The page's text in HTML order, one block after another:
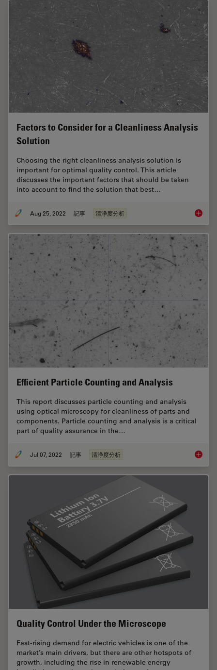
Factors to Consider for a Cleanliness Analysis
Solution
Choosing the right cleanliness analysis solution is
important for optimal quality control. This article
discusses the important factors that should be taken
into account to find the solution that best…
Aug 25, 2022 記事 清浄度分析 Factors
Efficient Particle Counting and Analysis
This report discusses particle counting and analysis
using optical microscopy for cleanliness of parts and
components. Particle counting and analysis is a critical
part of quality assurance in the…
Jul 07, 2022 記事 清浄度分析
Quality Control Under the Microscope
Fast-rising demand for electric vehicles is one of the
market’s main drivers, but there are other hotspots of
growth, including the rise in renewable energy